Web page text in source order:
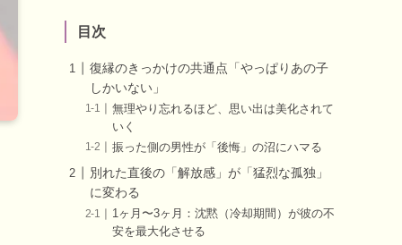
目次
復縁のきっかけの共通点「やっぱりあの子
しかいない」
無理やり忘れるほど、思い出は美化されて
いく
振った側の男性が「後悔」の沼にハマる
別れた直後の「解放感」が「猛烈な孤独」
に変わる
1ヶ月〜3ヶ月：沈黙（冷却期間）が彼の不
安を最大化させる